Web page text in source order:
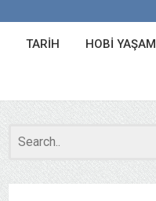
TARIH HOBI YAŞAM